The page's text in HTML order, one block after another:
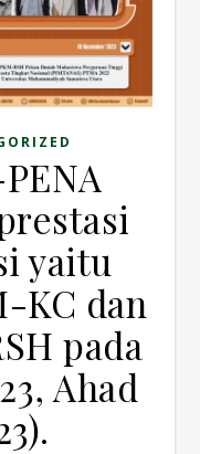
yaitu
KC dan
pada
Ahad